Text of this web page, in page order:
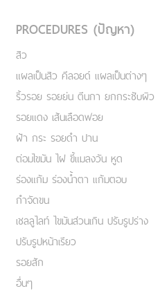
PROCEDURES (ปัญหา)
สิว
แผลเป็นสิว คีลอยด์ แผลเป็นต่างๆ
ริ้วรอย รอยย่น ตีนกา ยกกระชับผิว
รอยแดง เส้นเลือดฟอย
ฝ้า กระ รอยดำ ปาน
ต่อมไขมัน ไฝ ขี้แมลงวัน หูด
ร่องแก้ม ร่องน้ำตา แก้มตอบ
กำจัดขน
เชลลูไลท์ ไขมันส่วนเกิน ปรับรูปร่าง
ปรับรูปหน้าเรียว
รอยสัก
อื่นๆ